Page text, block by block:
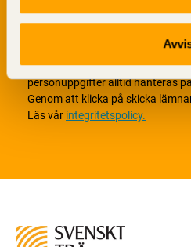
Vi värnar om personlig integritet
personuppgifter alltid hanteras
Genom att klicka på skicka
Läs vår integritetspolicy.